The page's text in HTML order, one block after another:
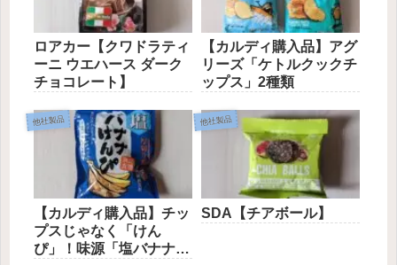
ロアカー【クワドラティ
ーニ ウエハース ダーク
チョコレート】
【カルディ購入品】アグ
リーズ「ケトルクックチ
ップス」2種類
他社製品
【カルディ購入品】チッ
プスじゃなく「けん
ぴ」！味源「塩バナナけ
他社製品
SDA【チアボール】